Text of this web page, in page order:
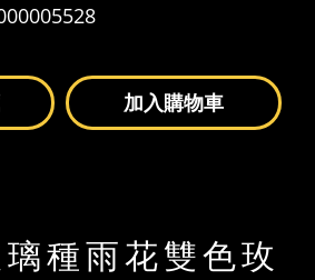
加入購物車
種雨花雙色玫